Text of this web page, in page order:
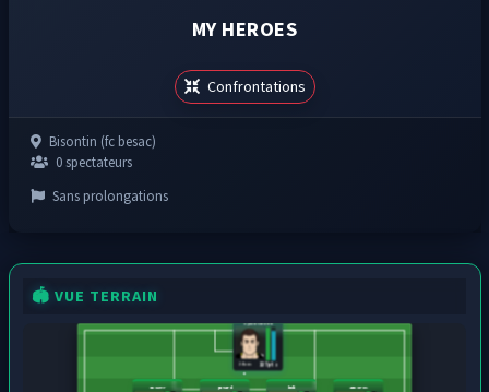
MY HEROES
Confrontations
Bisontin (fc besac)
0 spectateurs
Sans prolongations
🏟️ VUE TERRAIN
137 pts
24 ans
mozer pavard boli amoros